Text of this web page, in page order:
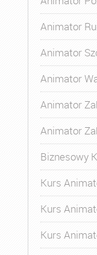
Animator
Animator
Animator
Animator
Animator
Biznesowy
Kurs
Kurs
Kurs